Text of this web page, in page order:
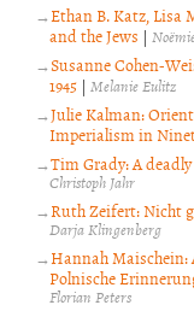
Ethan B. Katz, Lisa
and the Jews |
Susanne Cohen-
1945 | Melanie Eulitz
Julie Kalman:
Imperialism in
Tim Grady: A
Christoph Jahr
Ruth Zeifert: Nicht
Darja Klingenberg
Hannah
Polnische
Florian Peters